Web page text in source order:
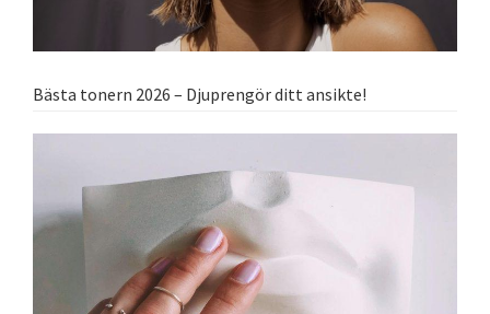
Bästa tonern 2026 – Djuprengör ditt ansikte!